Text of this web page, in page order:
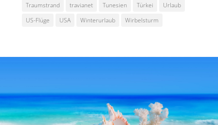
Traumstrand
travianet Tunesien Türkei
Urlaub
US-Flüge
USA Winterurlaub Wirbelsturm